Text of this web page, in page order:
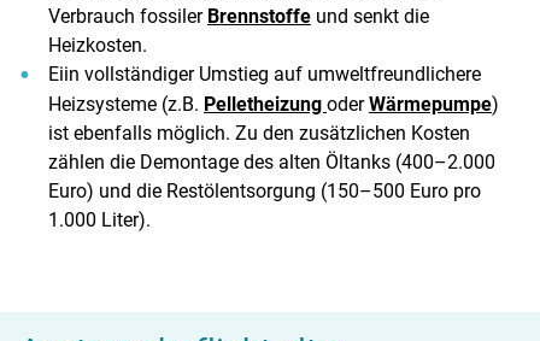
Verbrauch fossiler Brennstoffe und senkt die
Heizkosten.
Eiin vollständiger Umstieg auf umweltfreundlichere
Heizsysteme (z.B. Pelletheizung oderWärmepumpe)
ist ebenfalls möglich. Zu den zusätzlichen Kosten
zählen die Demontage des alten Öltanks (400–2.000
Euro) und die Restölentsorgung (150–500 Euro pro
1.000 Liter).